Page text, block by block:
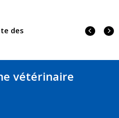
des
vétérinaire